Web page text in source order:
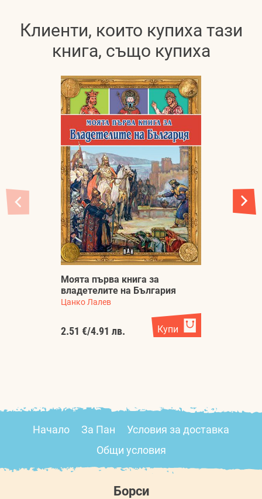
Клиенти, които купиха тази
книга, също купиха
Моята първа книга за
владетелите на България
Цанко Лалев
2.51 €/4.91 лв. Купи
Начало За Пан
Условия за доставка
Общи условия
Борси